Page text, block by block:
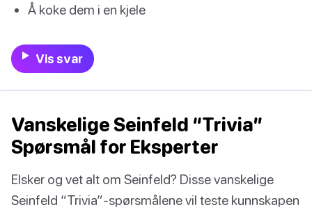
Å koke dem i en kjele
Vis svar
Vanskelige Seinfeld “Trivia”
Spørsmål for Eksperter
Elsker og vet alt om Seinfeld? Disse vanskelige
Seinfeld “Trivia”-spørsmålene vil teste kunnskapen